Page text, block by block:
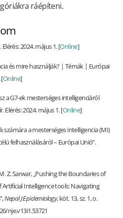
ráépíteni.
2024. május 1. [Online]
és mire használják? | Témák | Európai
[Online]
a G7-ek mesterséges intelligenciáról
Elérés: 2024. május 1. [Online]
a mesterséges intelligencia (MI)
felhasználásáról – Európai Unió”.
Z. Sarwar, „Pushing the Boundaries of
Intelligence tools: Navigating
Nepal J Epidemiology, köt. 13, sz. 1, o.
nje.v13i1.53721